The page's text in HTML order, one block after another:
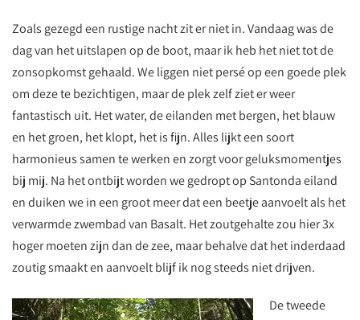
Zoals gezegd een rustige nacht zit er niet in. Vandaag was de
dag van het uitslapen op de boot, maar ik heb het niet tot de
zonsopkomst gehaald. We liggen niet persé op een goede plek
om deze te bezichtigen, maar de plek zelf ziet er weer
fantastisch uit. Het water, de eilanden met bergen, het blauw
en het groen, het klopt, het is fijn. Alles lijkt een soort
harmonieus samen te werken en zorgt voor geluksmomentjes
bij mij. Na het ontbijt worden we gedropt op Santonda eiland
en duiken we in een groot meer dat een beetje aanvoelt als het
verwarmde zwembad van Basalt. Het zoutgehalte zou hier 3x
hoger moeten zijn dan de zee, maar behalve dat het inderdaad
zoutig smaakt en aanvoelt blijf ik nog steeds niet drijven.
De tweede